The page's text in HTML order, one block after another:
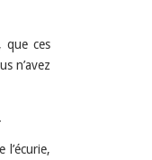
que ces
n’avez